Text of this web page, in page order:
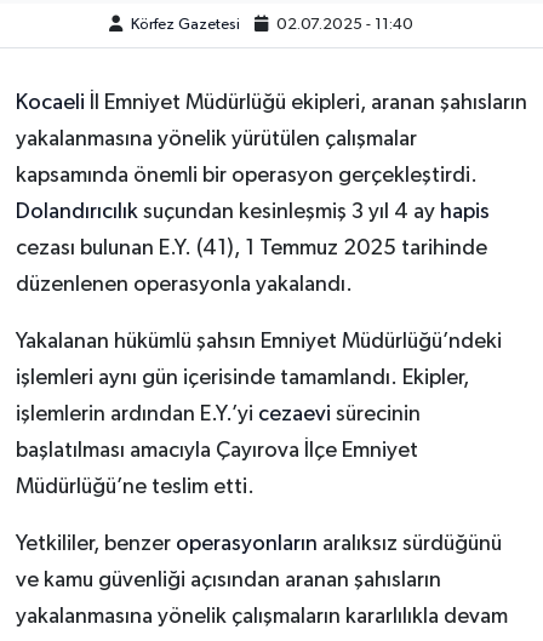
Körfez Gazetesi 02.07.2025 - 11:40
Kocaeli İl Emniyet Müdürlüğü ekipleri, aranan şahısların
yakalanmasına yönelik yürütülen çalışmalar
kapsamında önemli bir operasyon gerçekleştirdi.
Dolandırıcılık suçundan kesinleşmiş 3 yıl 4 ay hapis
cezası bulunan E.Y. (41), 1 Temmuz 2025 tarihinde
düzenlenen operasyonla yakalandı.
Yakalanan hükümlü şahsın Emniyet Müdürlüğü’ndeki
işlemleri aynı gün içerisinde tamamlandı. Ekipler,
işlemlerin ardından E.Y.’yi cezaevi sürecinin
başlatılması amacıyla Çayırova İlçe Emniyet
Müdürlüğü’ne teslim etti.
Yetkililer, benzer operasyonların aralıksız sürdüğünü
ve kamu güvenliği açısından aranan şahısların
yakalanmasına yönelik çalışmaların kararlılıkla devam